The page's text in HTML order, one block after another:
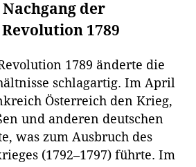
Nachgang der
1789
1789 änderte die
schlagartig. Im April
Österreich den Krieg,
und anderen deutschen
was zum Ausbruch des
(1792–1797) führte. Im